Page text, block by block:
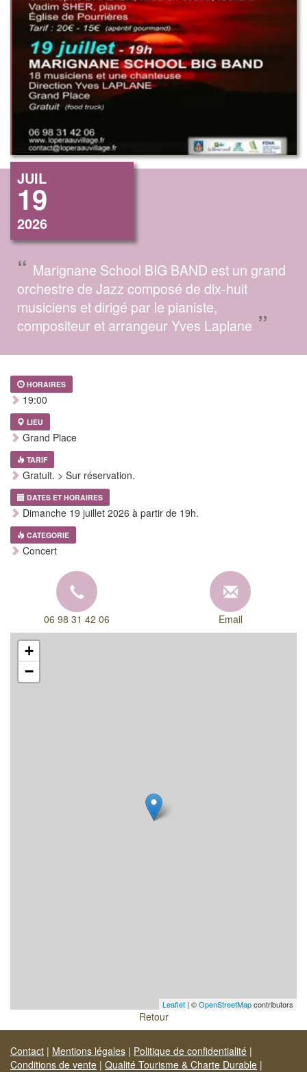
JUIL
19
2026
“ Marignane School BIG BAND est un grand
orchestre de Jazz composé de dix-huit
musiciens et dirigé par le pianiste,
compositeur et arrangeur Yves Laplane ”
HORAIRES
19:00
LIEU
Grand Place
TARIF
Gratuit. > Sur réservation.
DATES ET HORAIRES
Dimanche 19 juillet 2026 à partir de 19h.
CATEGORIE
Concert
06 98 31 42 06 Email
+
−
Leaflet | ©OpenStreetMapcontributors
Retour
Contact | Mentions légales | Politique de confidentialité |
Conditions de vente | Qualité Tourisme & Charte Durable |